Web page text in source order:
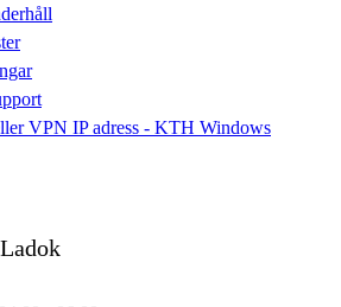
VPN IP adress - KTH Windows